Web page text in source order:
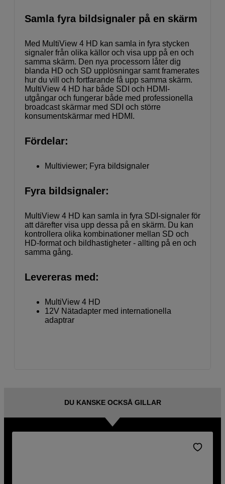
Samla fyra bildsignaler på en skärm
Med MultiView 4 HD kan samla in fyra stycken
signaler från olika källor och visa upp på en och
samma skärm. Den nya processorn låter dig
blanda HD och SD upplösningar samt framerates
hur du vill och fortfarande få upp samma skärm.
MultiView 4 HD har både SDI och HDMI-
utgångar och fungerar både med professionella
broadcast skärmar med SDI och större
konsumentskärmar med HDMI.
Fördelar:
Multiviewer; Fyra bildsignaler
Fyra bildsignaler:
MultiView 4 HD kan samla in fyra SDI-signaler för
att därefter visa upp dessa på en skärm. Du kan
kontrollera olika kombinationer mellan SD och
HD-format och bildhastigheter - allting på en och
samma gång.
Levereras med:
MultiView 4 HD
12V Nätadapter med internationella
adaptrar
DU KANSKE OCKSÅ GILLAR